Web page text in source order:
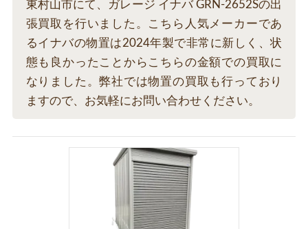
東村山市にて、ガレージ イナバ GRN-2652Sの出
張買取を行いました。こちら人気メーカーであ
るイナバの物置は2024年製で非常に新しく、状
態も良かったことからこちらの金額での買取に
なりました。弊社では物置の買取も行っており
ますので、お気軽にお問い合わせください。